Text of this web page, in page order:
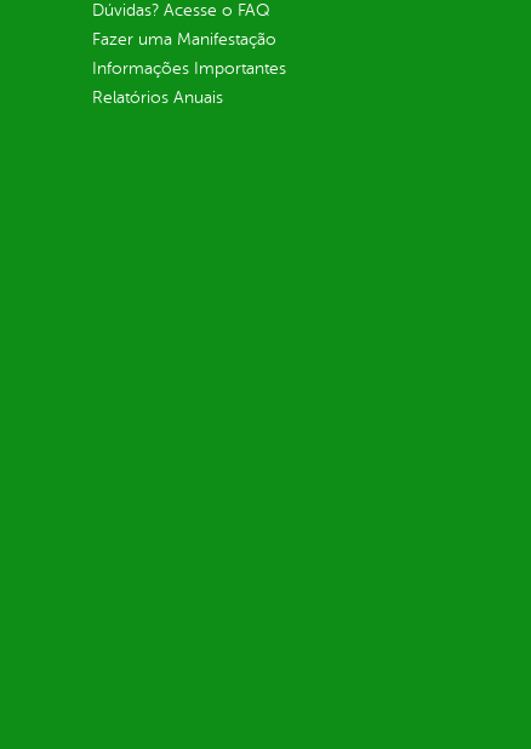
Dúvidas? Acesse o FAQ
Fazer uma Manifestação
Informações Importantes
Relatórios Anuais